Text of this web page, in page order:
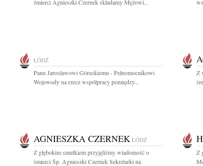
śmierci Agnieszki Czernek składamy Mężowi...
ŁÓDŹ
Panu Jarosławowi Góreckiemu - Pełnomocnikowi
Wojewody na rzecz współpracy pomiędzy...
Z
AGNIESZKA CZERNEK ŁÓDŹ
Z głębokim smutkiem przyjęliśmy wiadomość o
śmierci Śp. Agnieszki Czernek Sekretarki na
Z